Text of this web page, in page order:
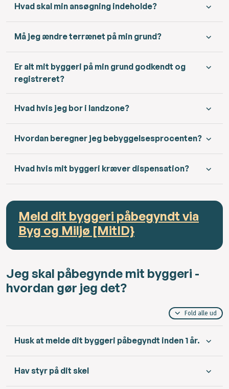
Hvad skal min ansøgning indeholde?
Må jeg ændre terrænet på min grund?
Er alt mit byggeri på min grund godkendt og
registreret?
Hvad hvis jeg bor i landzone?
Hvordan beregner jeg bebyggelsesprocenten?
Hvad hvis mit byggeri kræver dispensation?
Meld dit byggeri påbegyndt via
Byg og Miljø [MitID}
Jeg skal påbegynde mit byggeri -
hvordan gør jeg det?
Fold alle ud
Husk at melde dit byggeri påbegyndt inden 1 år.
Hav styr på dit skel